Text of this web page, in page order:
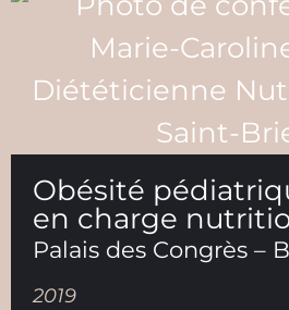
Obésité
en charge
Palais des Congrès –
2019